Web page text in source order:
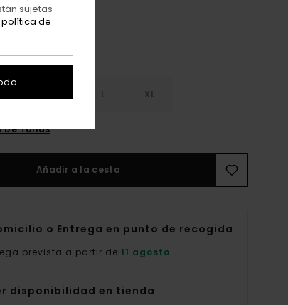
L XL
De Tallas
Añadir a la cesta
o Entrega en punto de recogida
prevista a partir del11 agosto
disponibilidad en tienda
sujetas
política de